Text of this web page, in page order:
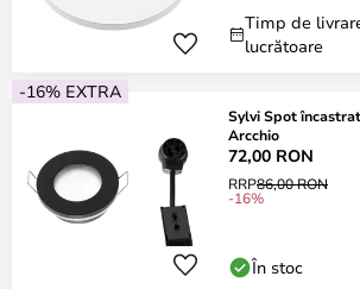
Timp de
lucrătoare
-16% EXTRA
Sylvi Spot
Arcchio
72,00 RON
RRP86,00 RON
-16%
În stoc